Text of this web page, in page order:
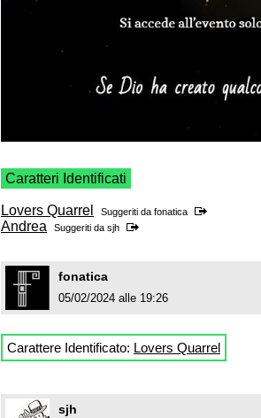
Caratteri Identificati
Lovers Quarrel Suggeriti da fonatica
Andrea Suggeriti da sjh
fonatica
05/02/2024 alle 19:26
Carattere Identificato: Lovers Quarrel
sjh